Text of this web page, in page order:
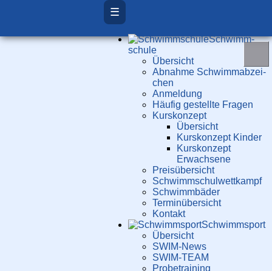
☰
Schwimm­
schule
Übersicht
Ab­nah­me Schwimm­ab­zei­
chen
Anmeldung
Häufig gestellte Fragen
Kurs­konzept
Übersicht
Kurskonzept Kinder
Kurskonzept
Erwachsene
Preis­über­sicht
Schwimm­schul­wett­kampf
Schwimm­bäder
Terminübersicht
Kontakt
Schwimm­sport
Übersicht
SWIM-News
SWIM-TEAM
Probe­training